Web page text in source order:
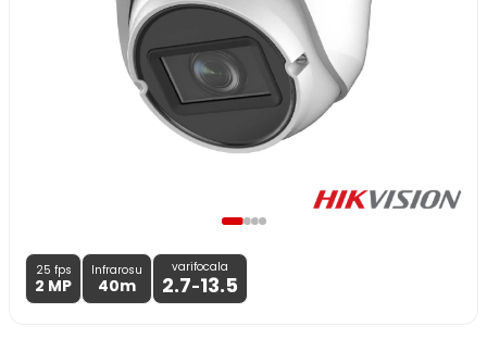
25 fps
2 MP
Infrarosu
40m
varifocala
2.7-13.5